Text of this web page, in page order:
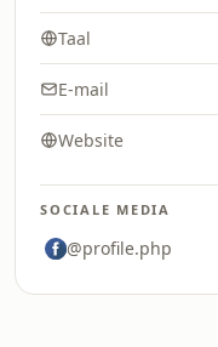
Taal
E-mail
Website
SOCIALE MEDIA
@profile.php